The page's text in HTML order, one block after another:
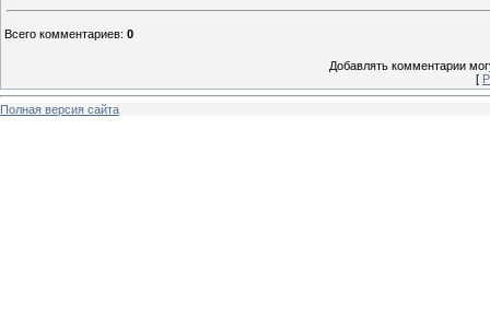
Всего комментариев: 0
Добавлять комментарии
[
Полная версия сайта